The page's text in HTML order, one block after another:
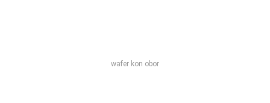
wafer kon obor